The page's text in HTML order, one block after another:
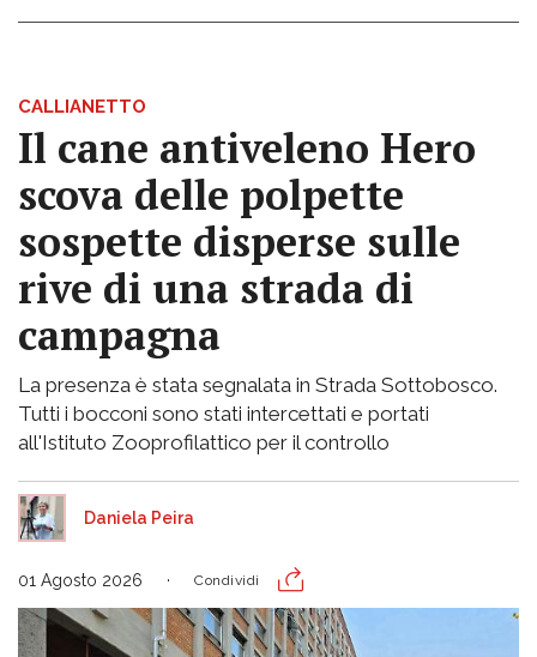
CALLIANETTO
Il cane antiveleno Hero
scova delle polpette
sospette disperse sulle
rive di una strada di
campagna
La presenza è stata segnalata in Strada Sottobosco.
Tutti i bocconi sono stati intercettati e portati
all'Istituto Zooprofilattico per il controllo
Daniela Peira
01 Agosto 2026 Condividi